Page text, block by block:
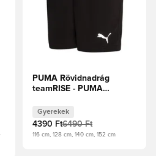
PUMA Rövidnadrág
teamRISE - PUMA
Gyerek
Gyerekek
4390 Ft6490 Ft
116 cm, 128 cm, 140 cm, 152 cm